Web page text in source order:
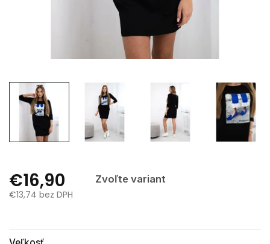
€16,90
Zvoľte variant
€13,74 bez DPH